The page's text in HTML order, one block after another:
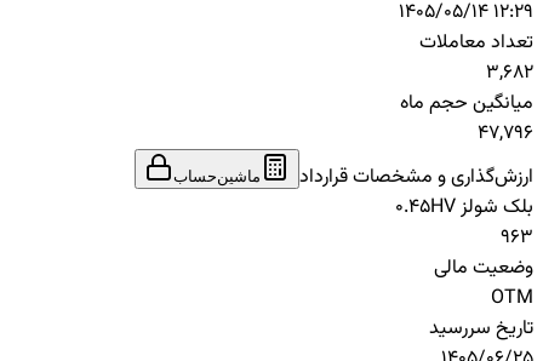
1405/05/14 12:29
تعداد معاملات
3,682
میانگین حجم ماه
47,796
ارزش‌گذاری و مشخصات قرارداد
ماشین‌حساب
بلک شولز HV
0.45
963
وضعیت مالی
OTM
تاریخ سررسید